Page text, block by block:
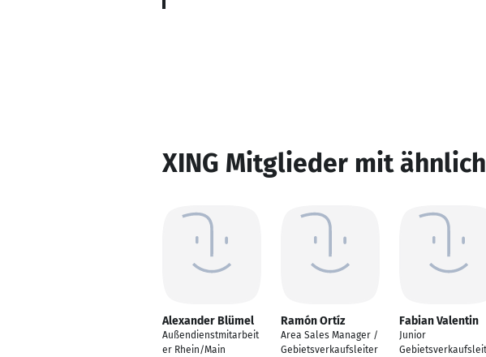
XING Mitglieder mit
Alexander Blümel
Außendienstmitarbeit
er Rhein/Main
Ramón Ortíz
Area Sales Manager /
Gebietsverkaufsleiter
Fabian Valentin
Junior